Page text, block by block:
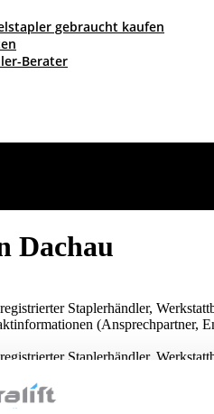
gebraucht kaufen
Berater
Dachau
Staplerhändler,
(Ansprechpartner,
Staplerhändler,
(Ansprechpartner,